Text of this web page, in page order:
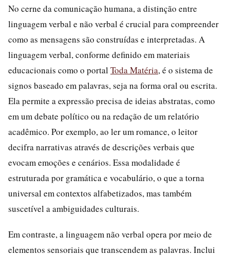
No cerne da comunicação humana, a distinção entre
linguagem verbal e não verbal é crucial para compreender
como as mensagens são construídas e interpretadas. A
linguagem verbal, conforme definido em materiais
educacionais como o portal Toda Matéria, é o sistema de
signos baseado em palavras, seja na forma oral ou escrita.
Ela permite a expressão precisa de ideias abstratas, como
em um debate político ou na redação de um relatório
acadêmico. Por exemplo, ao ler um romance, o leitor
decifra narrativas através de descrições verbais que
evocam emoções e cenários. Essa modalidade é
estruturada por gramática e vocabulário, o que a torna
universal em contextos alfabetizados, mas também
suscetível a ambiguidades culturais.
Em contraste, a linguagem não verbal opera por meio de
elementos sensoriais que transcendem as palavras. Inclui